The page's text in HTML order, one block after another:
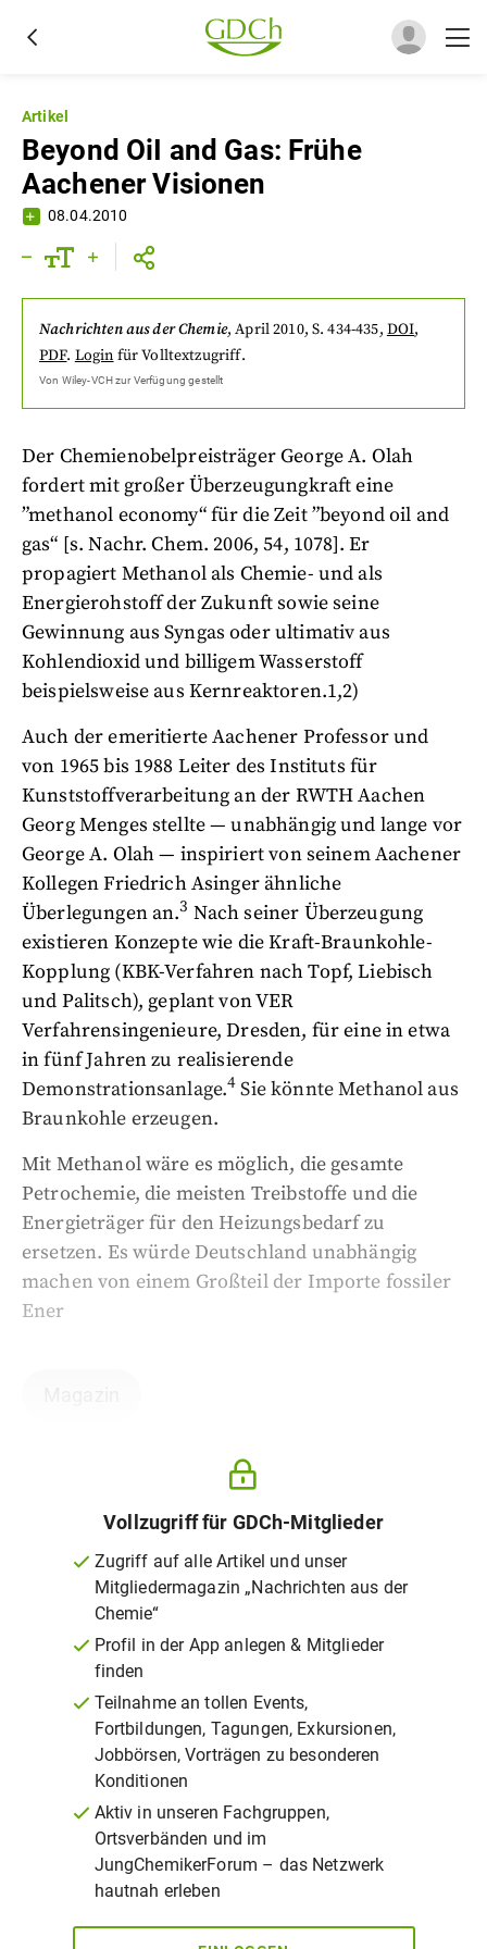
Artikel
Beyond OiI and Gas: Frühe
Aachener Visionen
08.04.2010
Nachrichten aus der Chemie,April 2010, S. 434-435, DOI,
PDF. Login für Volltextzugriff.
Von Wiley-VCHzur Verfügung gestellt
Der Chemienobelpreisträger George A. Olah
fordert mit großer Überzeugungkraft eine
”methanol economy“ für die Zeit ”beyond oil and
gas“ [s. Nachr. Chem. 2006, 54, 1078]. Er
propagiert Methanol als Chemie- und als
Energierohstoff der Zukunft sowie seine
Gewinnung aus Syngas oder ultimativ aus
Kohlendioxid und billigem Wasserstoff
beispielsweise aus Kernreaktoren.1,2)
Auch der emeritierte Aachener Professor und
von 1965 bis 1988 Leiter des Instituts für
Kunststoffverarbeitung an der RWTH Aachen
Georg Menges stellte — unabhängig und lange vor
George A. Olah — inspiriert von seinem Aachener
Kollegen Friedrich Asinger ähnliche
Überlegungen an.3 Nach seiner Überzeugung
existieren Konzepte wie die Kraft-Braunkohle-
Kopplung (KBK-Verfahren nach Topf, Liebisch
und Palitsch), geplant von VER
Verfahrensingenieure, Dresden, für eine in etwa
in fünf Jahren zu realisierende
Demonstrationsanlage.4 Sie könnte Methanol aus
Braunkohle erzeugen.
Mit Methanol wäre es möglich, die gesamte
Petrochemie, die meisten Treibstoffe und die
Energieträger für den Heizungsbedarf zu
ersetzen. Es würde Deutschland unabhängig
machen von einem Großteil der Importe fossiler
Ener
Vollzugriff für GDCh-Mitglieder
Zugriff auf alle Artikel und unser
Mitgliedermagazin „Nachrichten aus der
Chemie“
Profil in der App anlegen & Mitglieder
finden
Teilnahme an tollen Events,
Fortbildungen, Tagungen, Exkursionen,
Jobbörsen, Vorträgen zu besonderen
Konditionen
Aktiv in unseren Fachgruppen,
Ortsverbänden und im
JungChemikerForum – das Netzwerk
hautnah erleben